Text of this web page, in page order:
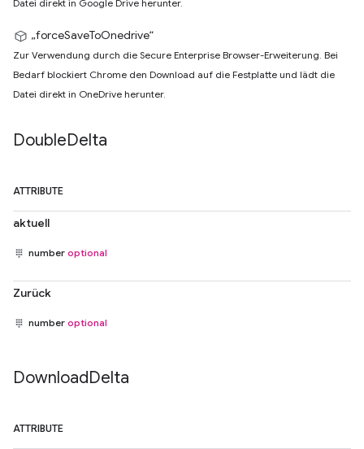
Datei direkt in Google Drive herunter.
„forceSaveToOnedrive“
Zur Verwendung durch die Secure Enterprise Browser-Erweiterung. Bei
Bedarf blockiert Chrome den Download auf die Festplatte und lädt die
Datei direkt in OneDrive herunter.
DoubleDelta
ATTRIBUTE
aktuell
number optional
Zurück
number optional
DownloadDelta
ATTRIBUTE